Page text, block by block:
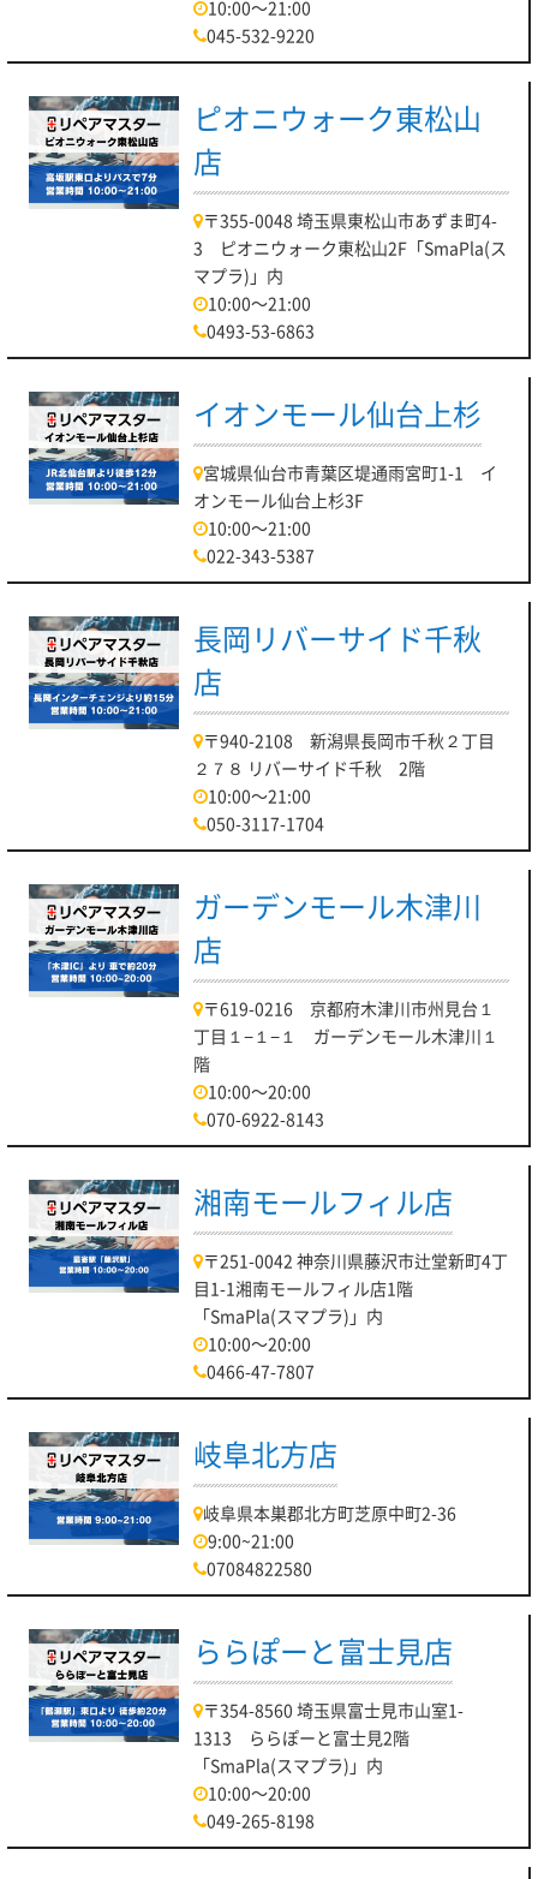
10:00～21:00
045-532-9220
ピオニウォーク東松山
店
〒355-0048 埼玉県東松山市あずま町4-
3 ピオニウォーク東松山2F「SmaPla(ス
マプラ)」内
10:00～21:00
0493-53-6863
イオンモール仙台上杉
宮城県仙台市青葉区堤通雨宮町1-1 イ
オンモール仙台上杉3F
10:00～21:00
022-343-5387
長岡リバーサイド千秋
店
〒940-2108 新潟県長岡市千秋２丁目
２７８ リバーサイド千秋 2階
10:00～21:00
050-3117-1704
ガーデンモール木津川
店
〒619-0216 京都府木津川市州見台１
丁目１−１−１ ガーデンモール木津川１
階
10:00～20:00
070-6922-8143
湘南モールフィル店
〒251-0042 神奈川県藤沢市辻堂新町4丁
目1-1湘南モールフィル店1階
「SmaPla(スマプラ)」内
10:00～20:00
0466-47-7807
岐阜北方店
岐阜県本巣郡北方町芝原中町2-36
9:00~21:00
07084822580
ららぽーと富士見店
〒354-8560 埼玉県富士見市山室1-
1313 ららぽーと富士見2階
「SmaPla(スマプラ)」内
10:00～20:00
049-265-8198